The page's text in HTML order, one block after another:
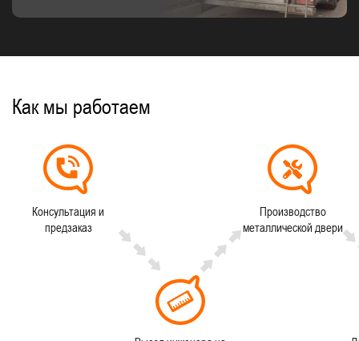
Как мы работаем
Консультация и
предзаказ
Производство
металлической двери